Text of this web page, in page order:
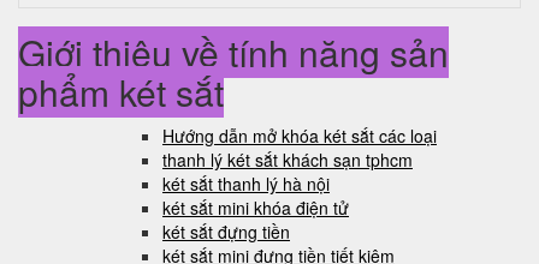
Giới thiệu về tính năng sản
phẩm két sắt
Hướng dẫn mở khóa két sắt các loại
thanh lý két sắt khách sạn tphcm
két sắt thanh lý hà nội
két sắt mini khóa điện tử
két sắt đựng tiền
két sắt mini đựng tiền tiết kiệm